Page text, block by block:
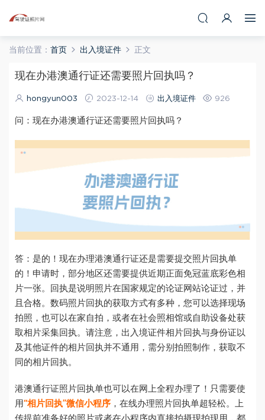
当前位置： 首页 出入境证件 正文
现在办港澳通行证还需要照片回执吗？
hongyun003 2023-12-14 出入境证件 926
问：现在办港澳通行证还需要照片回执吗？
答：是的！现在办理港澳通行证还是需要提交照片回执单
的！申请时，部分地区还需要提供近期正面免冠蓝底彩色相
片一张。回执是说明照片在国家规定的论证网站论证过，并
且合格。数码照片回执的获取方式有多种，您可以选择现场
拍照，也可以在家自拍，或者在社会照相馆或自助设备处获
取相片采集回执。请注意，出入境证件相片回执与身份证以
及其他证件的相片回执并不通用，需分别拍照制作，获取不
同的相片回执。
港澳通行证照片回执单也可以在网上全程办理了！只需要使
用“相片回执”微信小程序 ，在线办理照片回执单超轻松。上